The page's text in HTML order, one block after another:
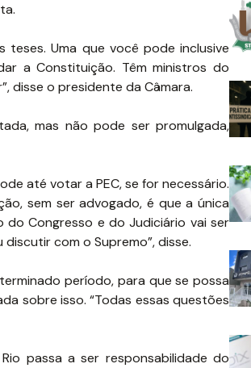
Uma que você pode inclusive
a Constituição. Têm ministros do
disse o presidente da Câmara.
mas não pode ser promulgada,
até votar a PEC, se for necessário.
sem ser advogado, é que a única
Congresso e do Judiciário vai ser
com o Supremo”, disse.
período, para que se possa
sobre isso. “Todas essas questões
passa a ser responsabilidade do